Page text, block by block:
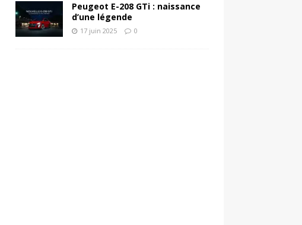
Peugeot E-208 GTi : naissance
d’une légende
17 juin 2025 0